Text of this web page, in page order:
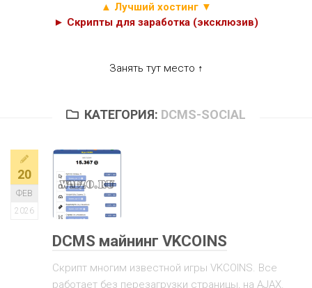
▲ Лучший хостинг ▼
► Скрипты для заработка (эксклюзив)
Занять тут место ↑
КАТЕГОРИЯ: DCMS-SOCIAL
20
ФЕВ
2026
DCMS майнинг VKCOINS
Скрипт многим известной игры VKCOINS. Все
работает без перезагрузки страницы, на AJAX.